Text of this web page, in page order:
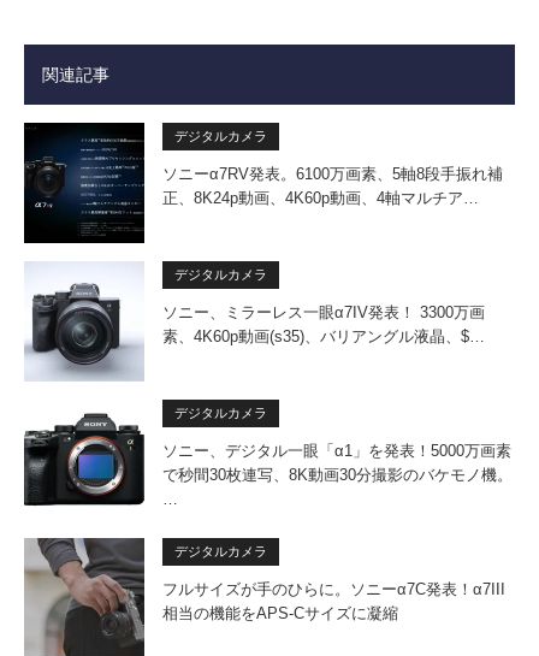
関連記事
デジタルカメラ
ソニーα7RV発表。6100万画素、5軸8段手振れ補
正、8K24p動画、4K60p動画、4軸マルチア…
デジタルカメラ
ソニー、ミラーレス一眼α7IV発表！ 3300万画
素、4K60p動画(s35)、バリアングル液晶、$…
デジタルカメラ
ソニー、デジタル一眼「α1」を発表！5000万画素
で秒間30枚連写、8K動画30分撮影のバケモノ機。
…
デジタルカメラ
フルサイズが手のひらに。ソニーα7C発表！α7III
相当の機能をAPS-Cサイズに凝縮